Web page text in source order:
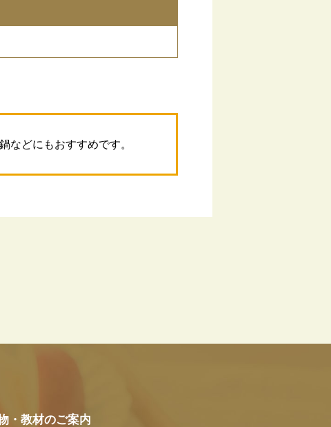
などにもおすすめです。
・教材のご案内